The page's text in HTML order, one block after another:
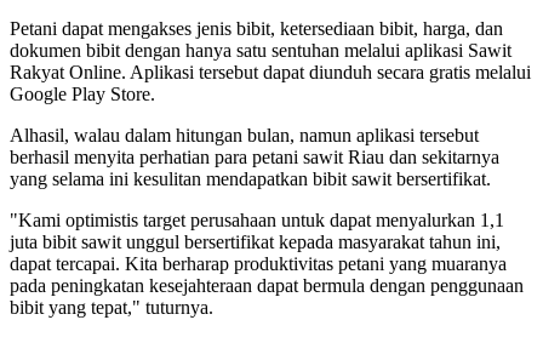
Petani dapat mengakses jenis bibit, ketersediaan bibit, harga, dan
dokumen bibit dengan hanya satu sentuhan melalui aplikasi Sawit
Rakyat Online. Aplikasi tersebut dapat diunduh secara gratis melalui
Google Play Store.
Alhasil, walau dalam hitungan bulan, namun aplikasi tersebut
berhasil menyita perhatian para petani sawit Riau dan sekitarnya
yang selama ini kesulitan mendapatkan bibit sawit bersertifikat.
"Kami optimistis target perusahaan untuk dapat menyalurkan 1,1
juta bibit sawit unggul bersertifikat kepada masyarakat tahun ini,
dapat tercapai. Kita berharap produktivitas petani yang muaranya
pada peningkatan kesejahteraan dapat bermula dengan penggunaan
bibit yang tepat," tuturnya.